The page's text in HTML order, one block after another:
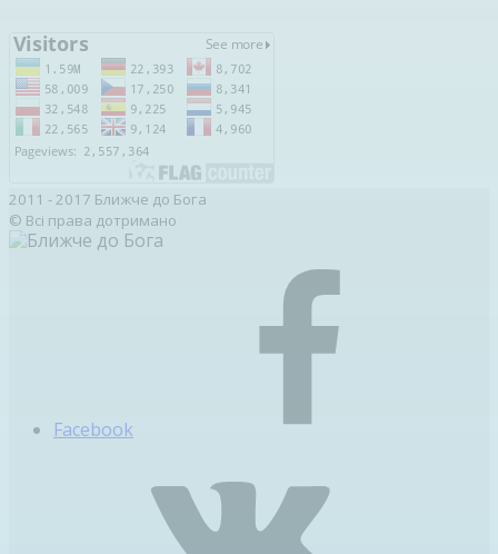
2011 - 2017 Ближче до Бога
© Всі права дотримано
Facebook